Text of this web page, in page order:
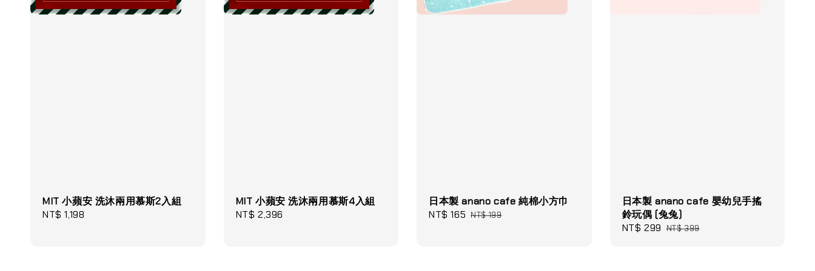
MIT 小蘋安 洗沐兩用慕斯2入組
Regular
NT$ 1,198
MIT 小蘋安 洗沐兩用慕斯4入組
Regular
NT$ 2,396
日本製 anano cafe 純棉小方巾
Sale
NT$ 165 Regular
NT$ 199
日本製 anano cafe 嬰幼兒手搖
鈴玩偶 (兔兔)
Sale
NT$ 299 Regular
NT$ 399